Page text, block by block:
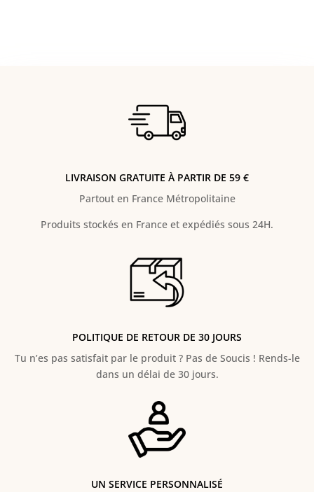
LIVRAISON GRATUITE À PARTIR DE 59 €
Partout en France Métropolitaine
Produits stockés en France et expédiés sous 24H.
POLITIQUE DE RETOUR DE 30 JOURS
Tu n’es pas satisfait par le produit ? Pas de Soucis ! Rends-le
dans un délai de 30 jours.
UN SERVICE PERSONNALISÉ